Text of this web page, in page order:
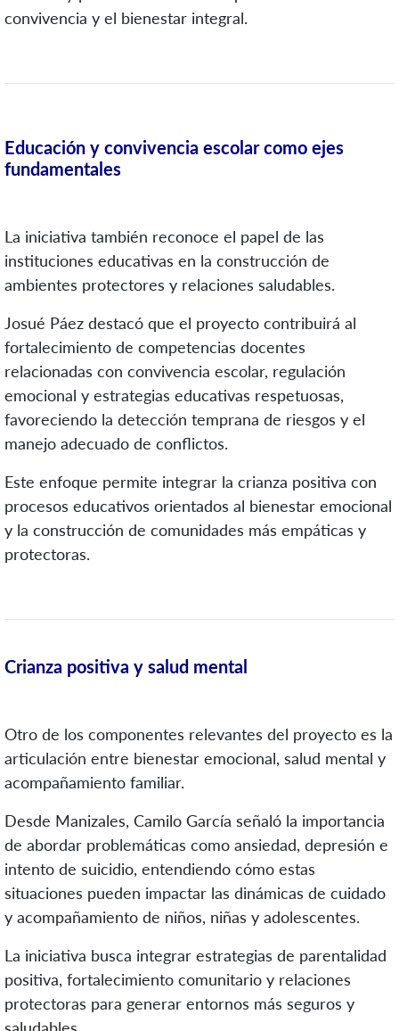
convivencia y el bienestar integral.
Educación y convivencia escolar como ejes
fundamentales
La iniciativa también reconoce el papel de las
instituciones educativas en la construcción de
ambientes protectores y relaciones saludables.
Josué Páez destacó que el proyecto contribuirá al
fortalecimiento de competencias docentes
relacionadas con convivencia escolar, regulación
emocional y estrategias educativas respetuosas,
favoreciendo la detección temprana de riesgos y el
manejo adecuado de conflictos.
Este enfoque permite integrar la crianza positiva con
procesos educativos orientados al bienestar emocional
y la construcción de comunidades más empáticas y
protectoras.
Crianza positiva y salud mental
Otro de los componentes relevantes del proyecto es la
articulación entre bienestar emocional, salud mental y
acompañamiento familiar.
Desde Manizales, Camilo García señaló la importancia
de abordar problemáticas como ansiedad, depresión e
intento de suicidio, entendiendo cómo estas
situaciones pueden impactar las dinámicas de cuidado
y acompañamiento de niños, niñas y adolescentes.
La iniciativa busca integrar estrategias de parentalidad
positiva, fortalecimiento comunitario y relaciones
protectoras para generar entornos más seguros y